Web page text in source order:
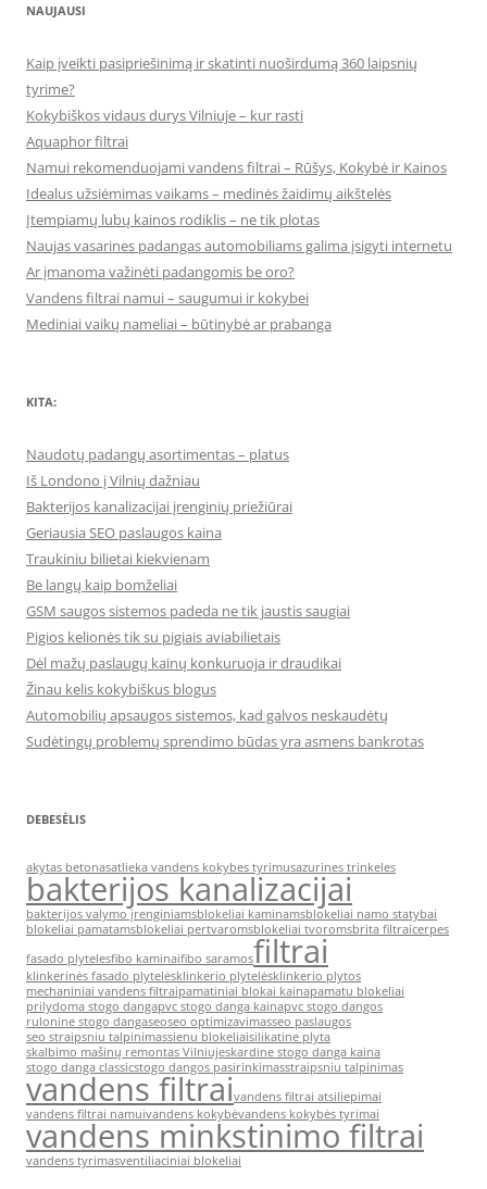
NAUJAUSI
Kaip įveikti pasipriešinimą ir skatinti nuoširdumą 360 laipsnių
tyrime?
Kokybiškos vidaus durys Vilniuje – kur rasti
Aquaphor filtrai
Namui rekomenduojami vandens filtrai – Rūšys, Kokybė ir Kainos
Idealus užsiėmimas vaikams – medinės žaidimų aikštelės
Įtempiamų lubų kainos rodiklis – ne tik plotas
Naujas vasarines padangas automobiliams galima įsigyti internetu
Ar įmanoma važinėti padangomis be oro?
Vandens filtrai namui – saugumui ir kokybei
Mediniai vaikų nameliai – būtinybė ar prabanga
KITA:
Naudotų padangų asortimentas – platus
Iš Londono į Vilnių dažniau
Bakterijos kanalizacijai įrenginių priežiūrai
Geriausia SEO paslaugos kaina
Traukiniu bilietai kiekvienam
Be langų kaip bomželiai
GSM saugos sistemos padeda ne tik jaustis saugiai
Pigios kelionės tik su pigiais aviabilietais
Dėl mažų paslaugų kainų konkuruoja ir draudikai
Žinau kelis kokybiškus blogus
Automobilių apsaugos sistemos, kad galvos neskaudėtų
Sudėtingų problemų sprendimo būdas yra asmens bankrotas
DEBESĖLIS
akytas betonasatlieka vandens kokybes tyrimusazurines trinkeles
bakterijos kanalizacijai
bakterijos valymo įrenginiamsblokeliai kaminamsblokeliai namo statybai
blokeliai pamatamsblokeliai pertvaromsblokeliai tvoromsbrita filtraicerpes
fasado plytelesfibo kaminaifibo saramosfiltrai
klinkerinės fasado plytelėsklinkerio plytelėsklinkerio plytos
mechaniniai vandens filtraipamatiniai blokai kainapamatu blokeliai
prilydoma stogo dangapvc stogo danga kainapvc stogo dangos
rulonine stogo dangaseoseo optimizavimasseo paslaugos
seo straipsniu talpinimassienu blokeliaisilikatine plyta
skalbimo mašinų remontas Vilniujeskardine stogo danga kaina
stogo danga classicstogo dangos pasirinkimasstraipsniu talpinimas
vandens filtraivandens filtrai atsiliepimai
vandens filtrai namuivandens kokybėvandens kokybės tyrimai
vandens minkstinimo filtrai
vandens tyrimasventiliaciniai blokeliai